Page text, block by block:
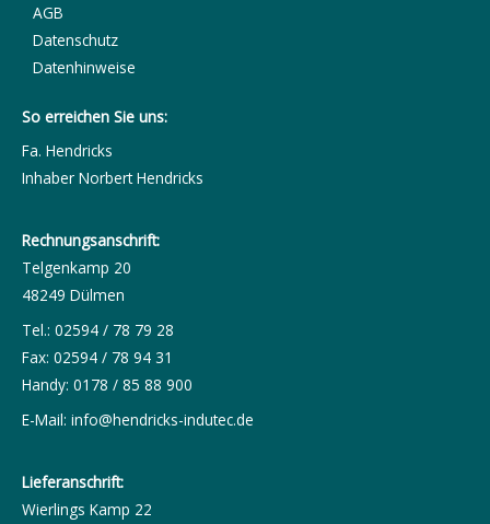
AGB
Datenschutz
Datenhinweise
So erreichen Sie uns:
Fa. Hendricks
Inhaber Norbert Hendricks
Rechnungsanschrift:
Telgenkamp 20
48249 Dülmen
Tel.: 02594 / 78 79 28
Fax: 02594 / 78 94 31
Handy: 0178 / 85 88 900
E-Mail: info@hendricks-indutec.de
Lieferanschrift:
Wierlings Kamp 22